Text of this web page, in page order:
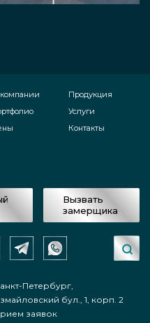
Продукция
Услуги
Контакты
Вызвать
замерщика
Петербург,
бул., 1, корп. 2
заявок